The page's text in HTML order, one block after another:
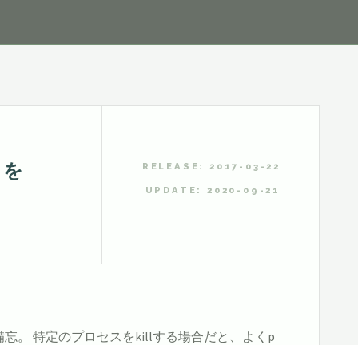
RELEASE: 2017-03-22
UPDATE: 2020-09-21
。 特定のプロセスをkillする場合だと、よくp